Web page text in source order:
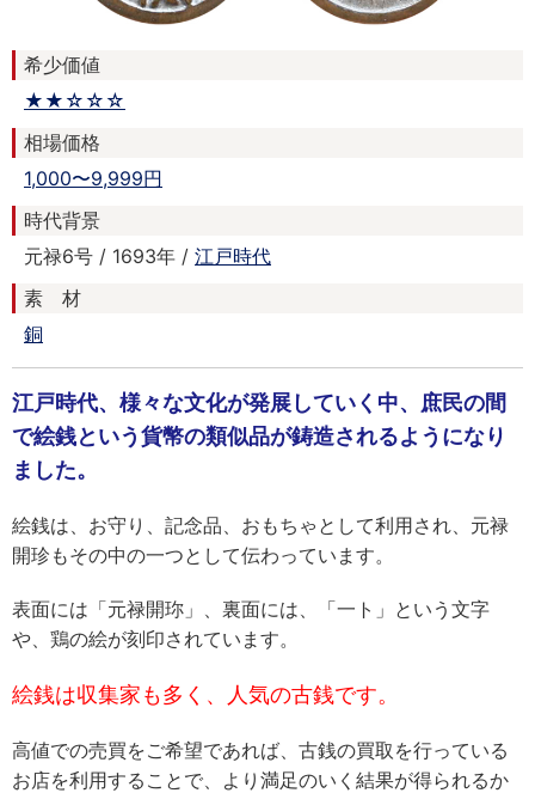
希少価値
★★☆☆☆
相場価格
1,000〜9,999円
時代背景
元禄6号 / 1693年 / 江戸時代
素 材
銅
江戸時代、様々な文化が発展していく中、庶民の間
で絵銭という貨幣の類似品が鋳造されるようになり
ました。
絵銭は、お守り、記念品、おもちゃとして利用され、元禄
開珍もその中の一つとして伝わっています。
表面には「元禄開珎」、裏面には、「一ト」という文字
や、鶏の絵が刻印されています。
絵銭は収集家も多く、人気の古銭です。
高値での売買をご希望であれば、古銭の買取を行っている
お店を利用することで、より満足のいく結果が得られるか